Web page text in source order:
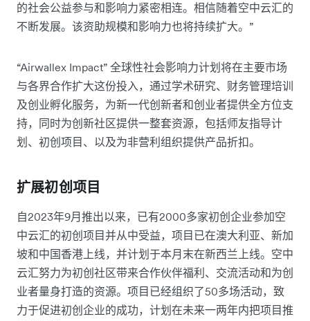
的社会公益参与和影响力紧密相连。相信随着空中云汇的
不断发展。该资助规模和影响力也将持续扩大。”
“Airwallex Impact” 全球性社会影响力计划将在主要市场
与各界合作扩大这份投入，通过学术研究、财务管理培训
及创业孵化服务，为新一代创新者和创业者提供全方位支
持，同时为创新社区提供一整套资源，包括师友指导计
划、初创项目、以及为非营利组织提供产品折扣。
扩展初创项目
自2023年9月推出以来，已有2000多家初创企业参加空
中云汇的初创项目并从中受益，项目已在澳大利亚、新加
坡和中国香港上线，并计划于本月末在新西兰上线。空中
云汇努力为初创社区带来合作伙伴福利、交流活动和为创
业者量身打造的资源。项目已经组织了50多场活动，致
力于促进初创企业的成功，计划在未来一两年内把项目推